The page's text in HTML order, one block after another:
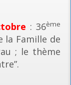
: 36ème
la Famille de
; le thème